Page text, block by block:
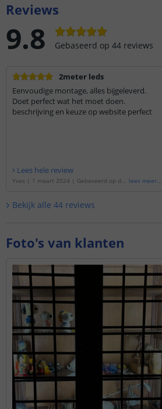
Reviews
9.8 Gebaseerd op 44 reviews
2meter leds
Eenvoudige montage, alles bijgeleverd.
Doet perfect wat het moet doen.
beschrijving en keuze op website perfect
Lees hele review
Yves | 1 maart 2024 | Gebaseerd op de ' lees meer...
Bekijk alle 44 reviews
Foto's van klanten